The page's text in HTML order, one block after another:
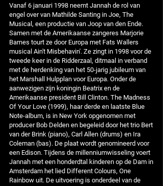
Vanaf 6 januari 1998 neemt Jannah de rol van
engel over van Mathilde Santing in Joe, The
Musical, een productie van Joop van den Ende.
Samen met de Amerikaanse zangeres Marjorie
Barnes tourt ze door Europa met Fats Wallers
musical Ain't Misbehavin'. Ze zingt in 1998 voor de
tweede keer in de Ridderzaal, ditmaal in verband
met de herdenking van het 50-jarig jubileum van
het Marshall Hulpplan voor Europa. Onder de
aanwezigen zijn koningin Beatrix en de
Amerikaanse president Bill Clinton. The Madness
Of Your Love (1999), haar derde en laatste Blue
Note-album, is in New York opgenomen met
producer Bob Delden en begeleid door het trio Bert
van der Brink (piano), Carl Allen (drums) en Ira
Coleman (bas). De plaat wordt genomineerd voor
een Edison. Tijdens de millenniumwisseling voert
Jannah met een honderdtal kinderen op de Dam in
Amsterdam het lied Different Colours, One
Rainbow uit. De uitvoering is onderdeel van de